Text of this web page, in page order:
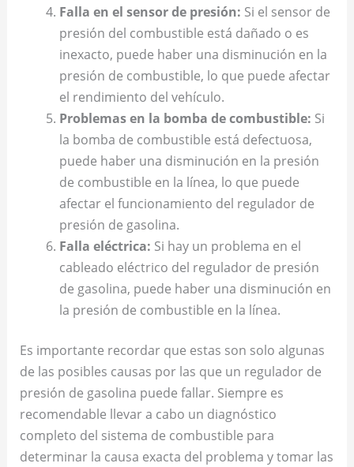
Falla en el sensor de presión: Si el sensor de
presión del combustible está dañado o es
inexacto, puede haber una disminución en la
presión de combustible, lo que puede afectar
el rendimiento del vehículo.
Problemas en la bomba de combustible: Si
la bomba de combustible está defectuosa,
puede haber una disminución en la presión
de combustible en la línea, lo que puede
afectar el funcionamiento del regulador de
presión de gasolina.
Falla eléctrica: Si hay un problema en el
cableado eléctrico del regulador de presión
de gasolina, puede haber una disminución en
la presión de combustible en la línea.
Es importante recordar que estas son solo algunas
de las posibles causas por las que un regulador de
presión de gasolina puede fallar. Siempre es
recomendable llevar a cabo un diagnóstico
completo del sistema de combustible para
determinar la causa exacta del problema y tomar las